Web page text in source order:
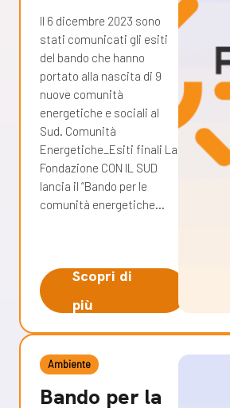
Il 6 dicembre 2023 sono
stati comunicati gli esiti
del bando che hanno
portato alla nascita di 9
nuove comunità
energetiche e sociali al
Sud. Comunità
Energetiche_Esiti finali La
Fondazione CON IL SUD
lancia il “Bando per le
comunità energetiche…
Scopri di
più
Ambiente
Bando per la